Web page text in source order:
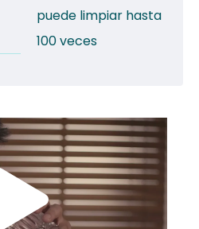
puede limpiar hasta
100 veces